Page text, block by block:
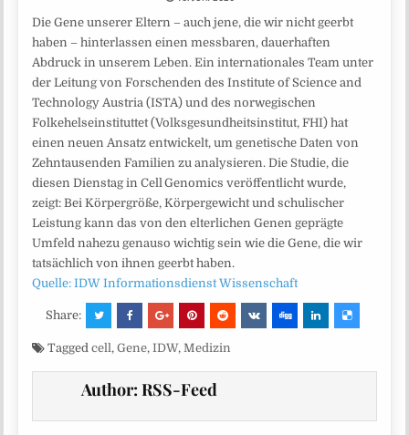
Die Gene unserer Eltern – auch jene, die wir nicht geerbt
haben – hinterlassen einen messbaren, dauerhaften
Abdruck in unserem Leben. Ein internationales Team unter
der Leitung von Forschenden des Institute of Science and
Technology Austria (ISTA) und des norwegischen
Folkehelseinstituttet (Volksgesundheitsinstitut, FHI) hat
einen neuen Ansatz entwickelt, um genetische Daten von
Zehntausenden Familien zu analysieren. Die Studie, die
diesen Dienstag in Cell Genomics veröffentlicht wurde,
zeigt: Bei Körpergröße, Körpergewicht und schulischer
Leistung kann das von den elterlichen Genen geprägte
Umfeld nahezu genauso wichtig sein wie die Gene, die wir
tatsächlich von ihnen geerbt haben.
Quelle: IDW Informationsdienst Wissenschaft
Share:
Taggedcell,Gene,IDW,Medizin
Author:RSS-Feed